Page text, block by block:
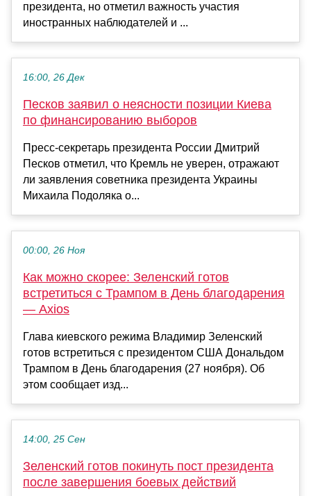
президента, но отметил важность участия
иностранных наблюдателей и ...
16:00, 26 Дек
Песков заявил о неясности позиции Киева
по финансированию выборов
Пресс-секретарь президента России Дмитрий
Песков отметил, что Кремль не уверен, отражают
ли заявления советника президента Украины
Михаила Подоляка о...
00:00, 26 Ноя
Как можно скорее: Зеленский готов
встретиться с Трампом в День благодарения
— Axios
Глава киевского режима Владимир Зеленский
готов встретиться с президентом США Дональдом
Трампом в День благодарения (27 ноября). Об
этом сообщает изд...
14:00, 25 Сен
Зеленский готов покинуть пост президента
после завершения боевых действий